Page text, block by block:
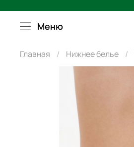
Меню
Главная Нижнее белье